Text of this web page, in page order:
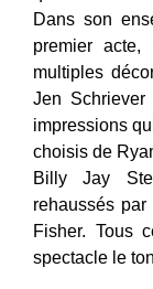
Dans son
premier acte,
multiples
Jen
impressions
choisis de
Billy Jay
rehaussés
Fisher. Tous
spectacle le